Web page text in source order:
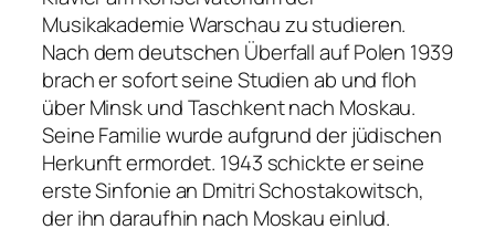
Musikakademie Warschau zu studieren.
Nach dem deutschen Überfall auf Polen 1939
brach er sofort seine Studien ab und floh
über Minsk und Taschkent nach Moskau.
Seine Familie wurde aufgrund der jüdischen
Herkunft ermordet. 1943 schickte er seine
erste Sinfonie an Dmitri Schostakowitsch,
der ihn daraufhin nach Moskau einlud.